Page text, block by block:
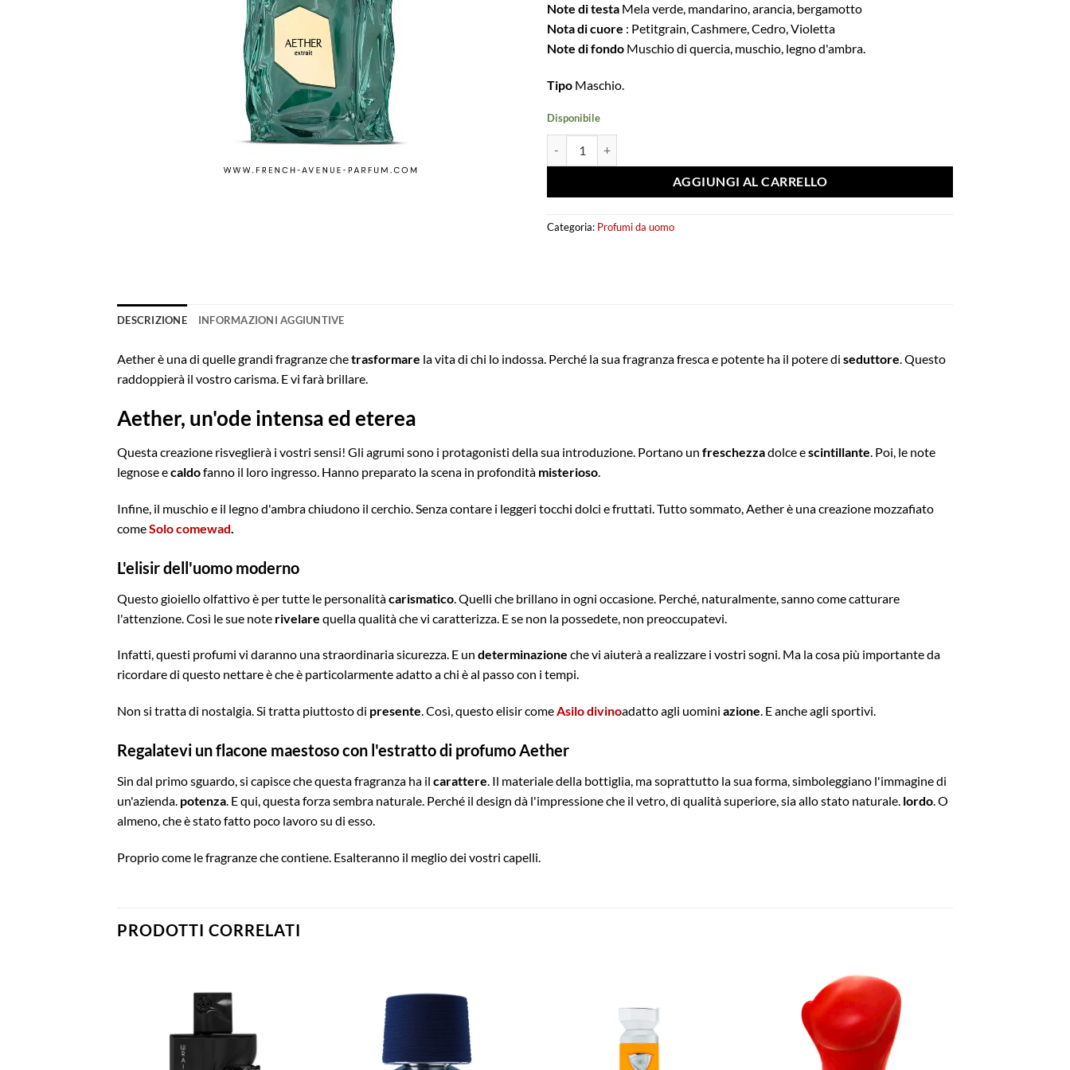
Note di testa Mela verde, mandarino, arancia, bergamotto
Nota di cuore : Petitgrain, Cashmere, Cedro, Violetta
Note di fondo Muschio di quercia, muschio, legno d'ambra.
Tipo Maschio.
Disponibile
AGGIUNGI AL CARRELLO
Categoria: Profumi da uomo
DESCRIZIONE INFORMAZIONI AGGIUNTIVE
Aether è una di quelle grandi fragranze chetrasformare la vita di chi lo indossa. Perché la sua fragranza fresca e potente ha il potere di seduttore. Questo
raddoppierà il vostro carisma. E vi farà brillare.
Aether, un'ode intensa ed eterea
Questa creazione risveglierà i vostri sensi! Gli agrumi sono i protagonisti della sua introduzione. Portano un freschezzadolce escintillante. Poi, le note
legnose ecaldofanno il loro ingresso. Hanno preparato la scena in profondità misterioso.
Infine, il muschio e il legno d'ambra chiudono il cerchio. Senza contare i leggeri tocchi dolci e fruttati. Tutto sommato, Aether è una creazione mozzafiato
comeSolo comewad
L'elisir dell'uomo moderno
Questo gioiello olfattivo è per tutte le personalitàcarismatico . Quelli che brillano in ogni occasione. Perché, naturalmente, sanno come catturare
l'attenzione. Così le sue note rivelare quella qualità che vi caratterizza. E se non la possedete, non preoccupatevi.
Infatti, questi profumi vi daranno una straordinaria sicurezza. E un determinazione che vi aiuterà a realizzare i vostri sogni. Ma la cosa più importante da
ricordare di questo nettare è che è particolarmente adatto a chi è al passo con i tempi.
Non si tratta di nostalgia. Si tratta piuttosto di presente. Così, questo elisir comeAsilo divinoadatto agli uomini azione. E anche agli sportivi.
Regalatevi un flacone maestoso con l'estratto di profumo Aether
Sin dal primo sguardo, si capisce che questa fragranza ha il carattere. Il materiale della bottiglia, ma soprattutto la sua forma, simboleggiano l'immagine di
un'azienda. potenza. E qui, questa forza sembra naturale. Perché il design dà l'impressione che il vetro, di qualità superiore, sia allo stato naturale. lordo. O
almeno, che è stato fatto poco lavoro su di esso.
Proprio come le fragranze che contiene. Esalteranno il meglio dei vostri capelli.
PRODOTTI CORRELATI